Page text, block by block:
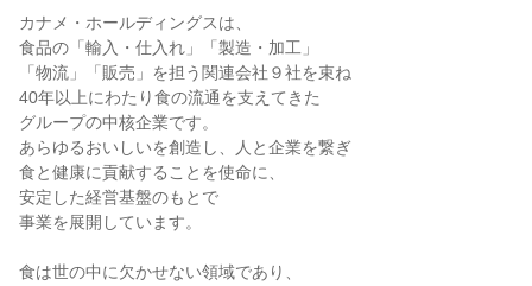
カナメ・ホールディングスは、
食品の「輸入・仕入れ」「製造・加工」
「物流」「販売」を担う関連会社９社を束ね
40年以上にわたり食の流通を支えてきた
グループの中核企業です。
あらゆるおいしいを創造し、人と企業を繋ぎ
食と健康に貢献することを使命に、
安定した経営基盤のもとで
事業を展開しています。
食は世の中に欠かせない領域であり、